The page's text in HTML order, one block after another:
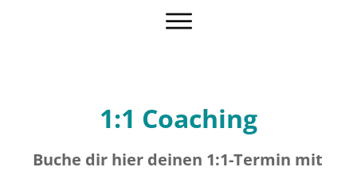
1:1 Coaching
Buche dir hier deinen 1:1-Termin mit